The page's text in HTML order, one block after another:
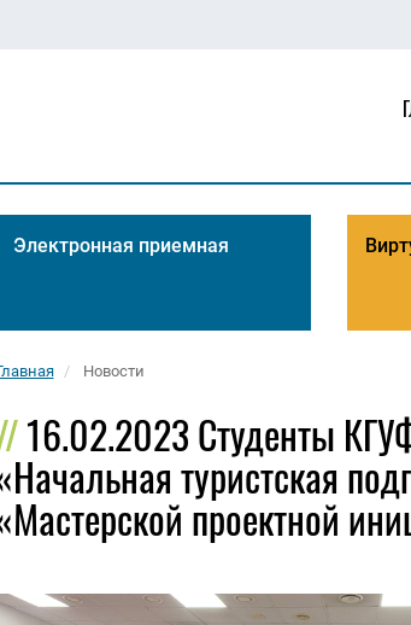
Электронная приемная
Новости
16.02.2023 Студенты
туристская
проектной